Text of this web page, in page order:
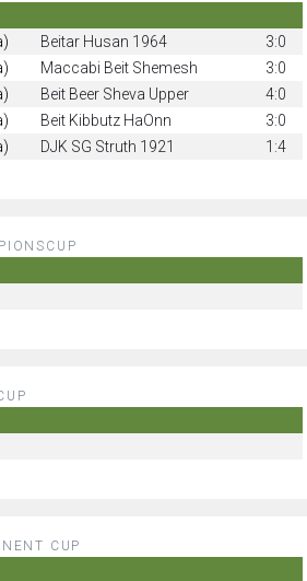
Beitar Husan 1964
3:0
Maccabi Beit Shemesh
3:0
Beit Beer Sheva Upper
4:0
Beit Kibbutz HaOnn
3:0
DJK SG Struth 1921 1:4
CUP